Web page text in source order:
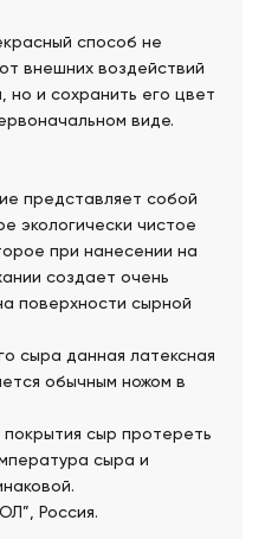
способ не
внешних воздействий
но и сохранить его цвет
виде.
представляет собой
экологически чистое
при нанесении на
создает очень
поверхности сырной
сыра данная латексная
обычным ножом в
сыр протереть
сыра и
Россия.